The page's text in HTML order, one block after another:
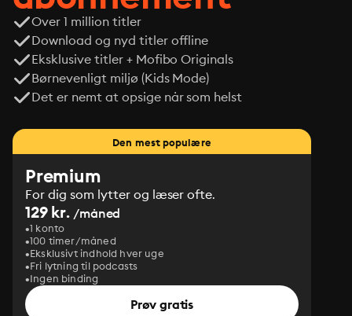
Over 1 million titler
Download og nyd titler offline
Eksklusive titler + Mofibo Originals
Børnevenligt miljø (Kids Mode)
Det er nemt at opsige når som helst
Den mest populære
Premium
For dig som lytter og læser ofte.
129 kr. /måned
1 konto
100 timer/måned
Eksklusivt indhold hver uge
Fri lytning til podcasts
Ingen binding
Prøv gratis